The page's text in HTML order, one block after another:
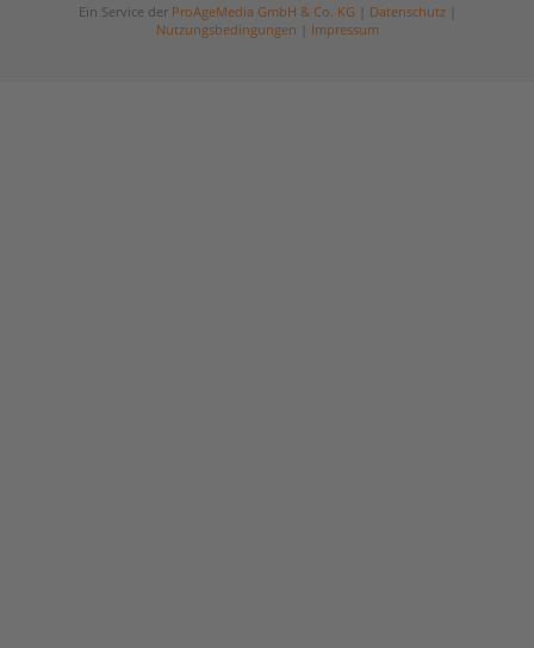
Ein Service der ProAgeMedia GmbH & Co. KG Datenschutz|
Nutzungsbedingungen
Impressum